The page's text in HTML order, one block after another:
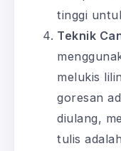
tinggi
Teknik
melukis
goresan
diulang,
tulis